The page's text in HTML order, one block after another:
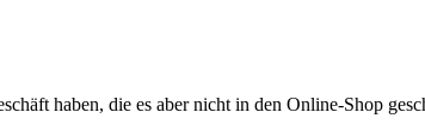
haben, die es aber nicht in den Online-Shop